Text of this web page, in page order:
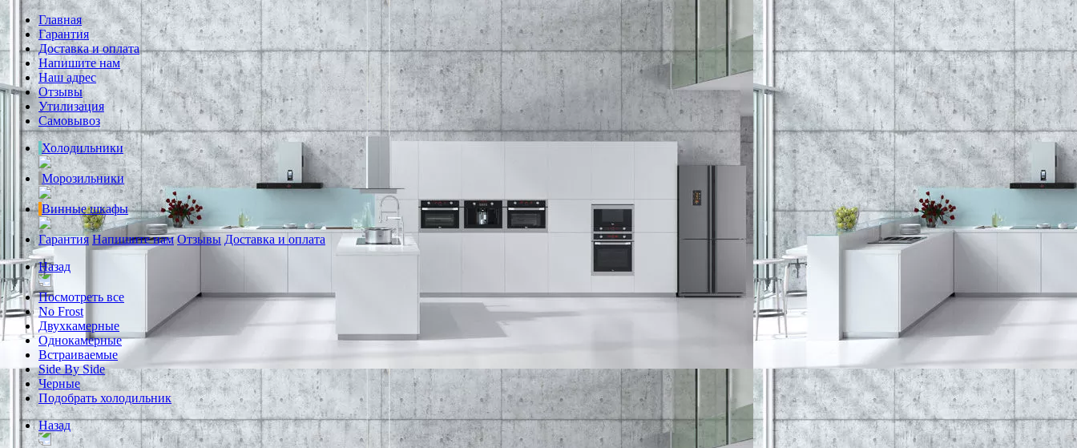
Главная
Гарантия
Доставка и оплата
Напишите нам
Наш адрес
Отзывы
Утилизация
Самовывоз
Холодильники
Морозильники
Винные шкафы
Гарантия Напишите нам Отзывы Доставка и оплата
Назад
Посмотреть все
No Frost
Двухкамерные
Однокамерные
Встраиваемые
Side By Side
Черные
Подобрать холодильник
Назад